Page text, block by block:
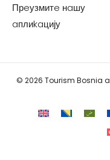
Прeузмитe нaшу
aплиkaцију
© 2026 Tourism Bosnia